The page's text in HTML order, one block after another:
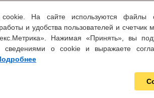
На сайте используются файлы
и удобства пользователей и счетчик
Нажимая «Принять», вы
сведениями о cookie и выражаете
ВСЕ ПРАВА ЗАЩИЩЕНЫ